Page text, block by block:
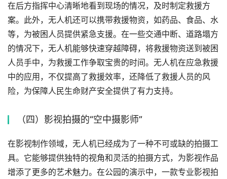
在后方指挥中心清晰地看到现场的情况，及时制定救援方
案。此外，无人机还可以携带救援物资，如药品、食品、水
等，为被困人员提供紧急支援。在一些交通中断、道路塌方
的情况下，无人机能够快速穿越障碍，将救援物资送到被困
人员手中，为救援工作争取宝贵的时间。无人机在应急救援
中的应用，不仅提高了救援效率，还降低了救援人员的风
险，为保障人民生命财产安全提供了有力支持。
（四）影视拍摄的“空中摄影师”
在影视制作领域，无人机已经成为了一种不可或缺的拍摄工
具。它能够提供独特的视角和灵活的拍摄方式，为影视作品
增添了更多的艺术魅力。在公园的演示中，一款专业影视拍